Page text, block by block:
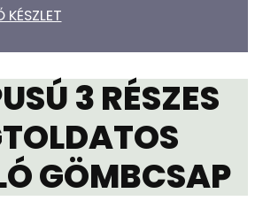
KÉSZLET
3 RÉSZES
GÖMBCSAP